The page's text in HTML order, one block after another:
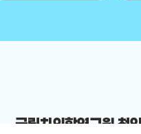
국립치의학연구원 천